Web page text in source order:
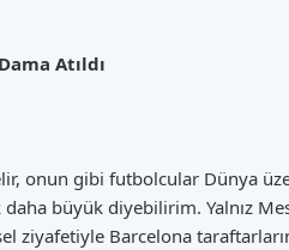
Atıldı
onun gibi futbolcular Dünya
büyük diyebilirim. Yalnız
ziyafetiyle Barcelona